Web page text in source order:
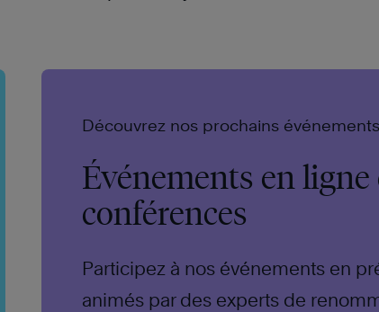
Découvrez nos prochains événements
Événements en ligne
conférences
Participez à nos événements en
animés par des experts de